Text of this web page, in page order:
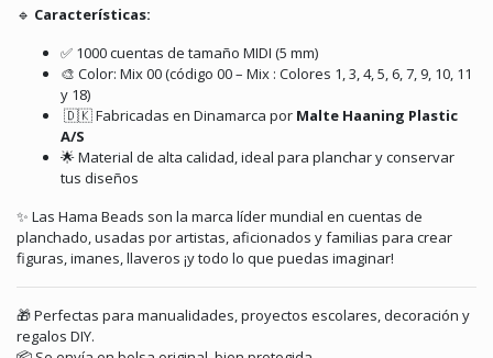
🔹 Características:
✅ 1000 cuentas de tamaño MIDI (5 mm)
🎨 Color: Mix 00 (código 00 – Mix : Colores 1, 3, 4, 5, 6, 7, 9, 10, 11
y 18)
🇩🇰 Fabricadas en Dinamarca por Malte Haaning Plastic
A/S
🌟 Material de alta calidad, ideal para planchar y conservar
tus diseños
✨ Las Hama Beads son la marca líder mundial en cuentas de
planchado, usadas por artistas, aficionados y familias para crear
figuras, imanes, llaveros ¡y todo lo que puedas imaginar!
🎁 Perfectas para manualidades, proyectos escolares, decoración y
regalos DIY.